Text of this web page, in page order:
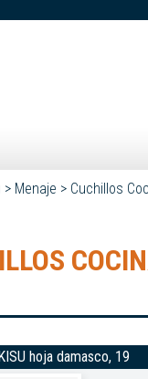
> Menaje > Cuchillos
hoja damasco, 19